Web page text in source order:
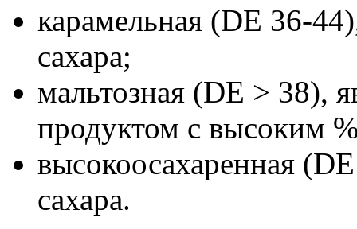
карамельная (DE 36-
сахара;
мальтозная (DE > 38),
продуктом с высоким
высокоосахаренная
сахара.